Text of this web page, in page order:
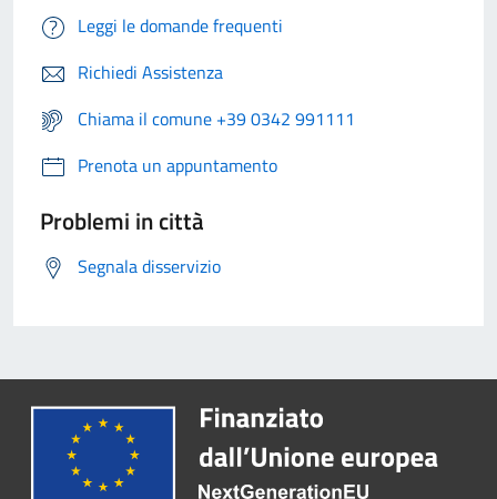
Leggi le domande frequenti
Richiedi Assistenza
Chiama il comune +39 0342 991111
Prenota un appuntamento
Problemi in città
Segnala disservizio